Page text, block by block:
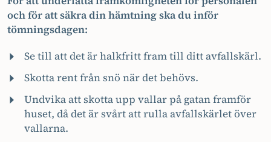
och för att säkra din hämtning ska du inför
tömningsdagen:
Se till att det är halkfritt fram till ditt avfallskärl.
Skotta rent från snö när det behövs.
Undvika att skotta upp vallar på gatan framför
huset, då det är svårt att rulla avfallskärlet över
vallarna.